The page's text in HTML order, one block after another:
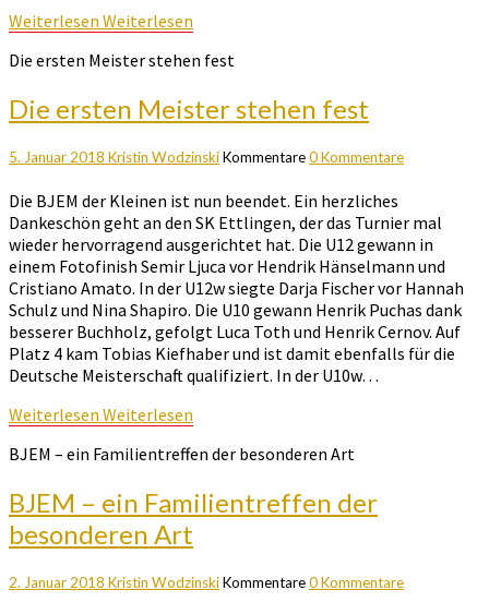
Weiterlesen Weiterlesen
Die ersten Meister stehen fest
Die ersten Meister stehen fest
5. Januar 2018 Kristin WodzinskiKommentare0 Kommentare
Die BJEM der Kleinen ist nun beendet. Ein herzliches
Dankeschön geht an den SK Ettlingen, der das Turnier mal
wieder hervorragend ausgerichtet hat. Die U12 gewann in
einem Fotofinish Semir Ljuca vor Hendrik Hänselmann und
Cristiano Amato. In der U12w siegte Darja Fischer vor Hannah
Schulz und Nina Shapiro. Die U10 gewann Henrik Puchas dank
besserer Buchholz, gefolgt Luca Toth und Henrik Cernov. Auf
Platz 4 kam Tobias Kiefhaber und ist damit ebenfalls für die
Deutsche Meisterschaft qualifiziert. In der U10w…
Weiterlesen Weiterlesen
BJEM – ein Familientreffen der besonderen Art
BJEM – ein Familientreffen der
besonderen Art
2. Januar 2018 Kristin WodzinskiKommentare0 Kommentare